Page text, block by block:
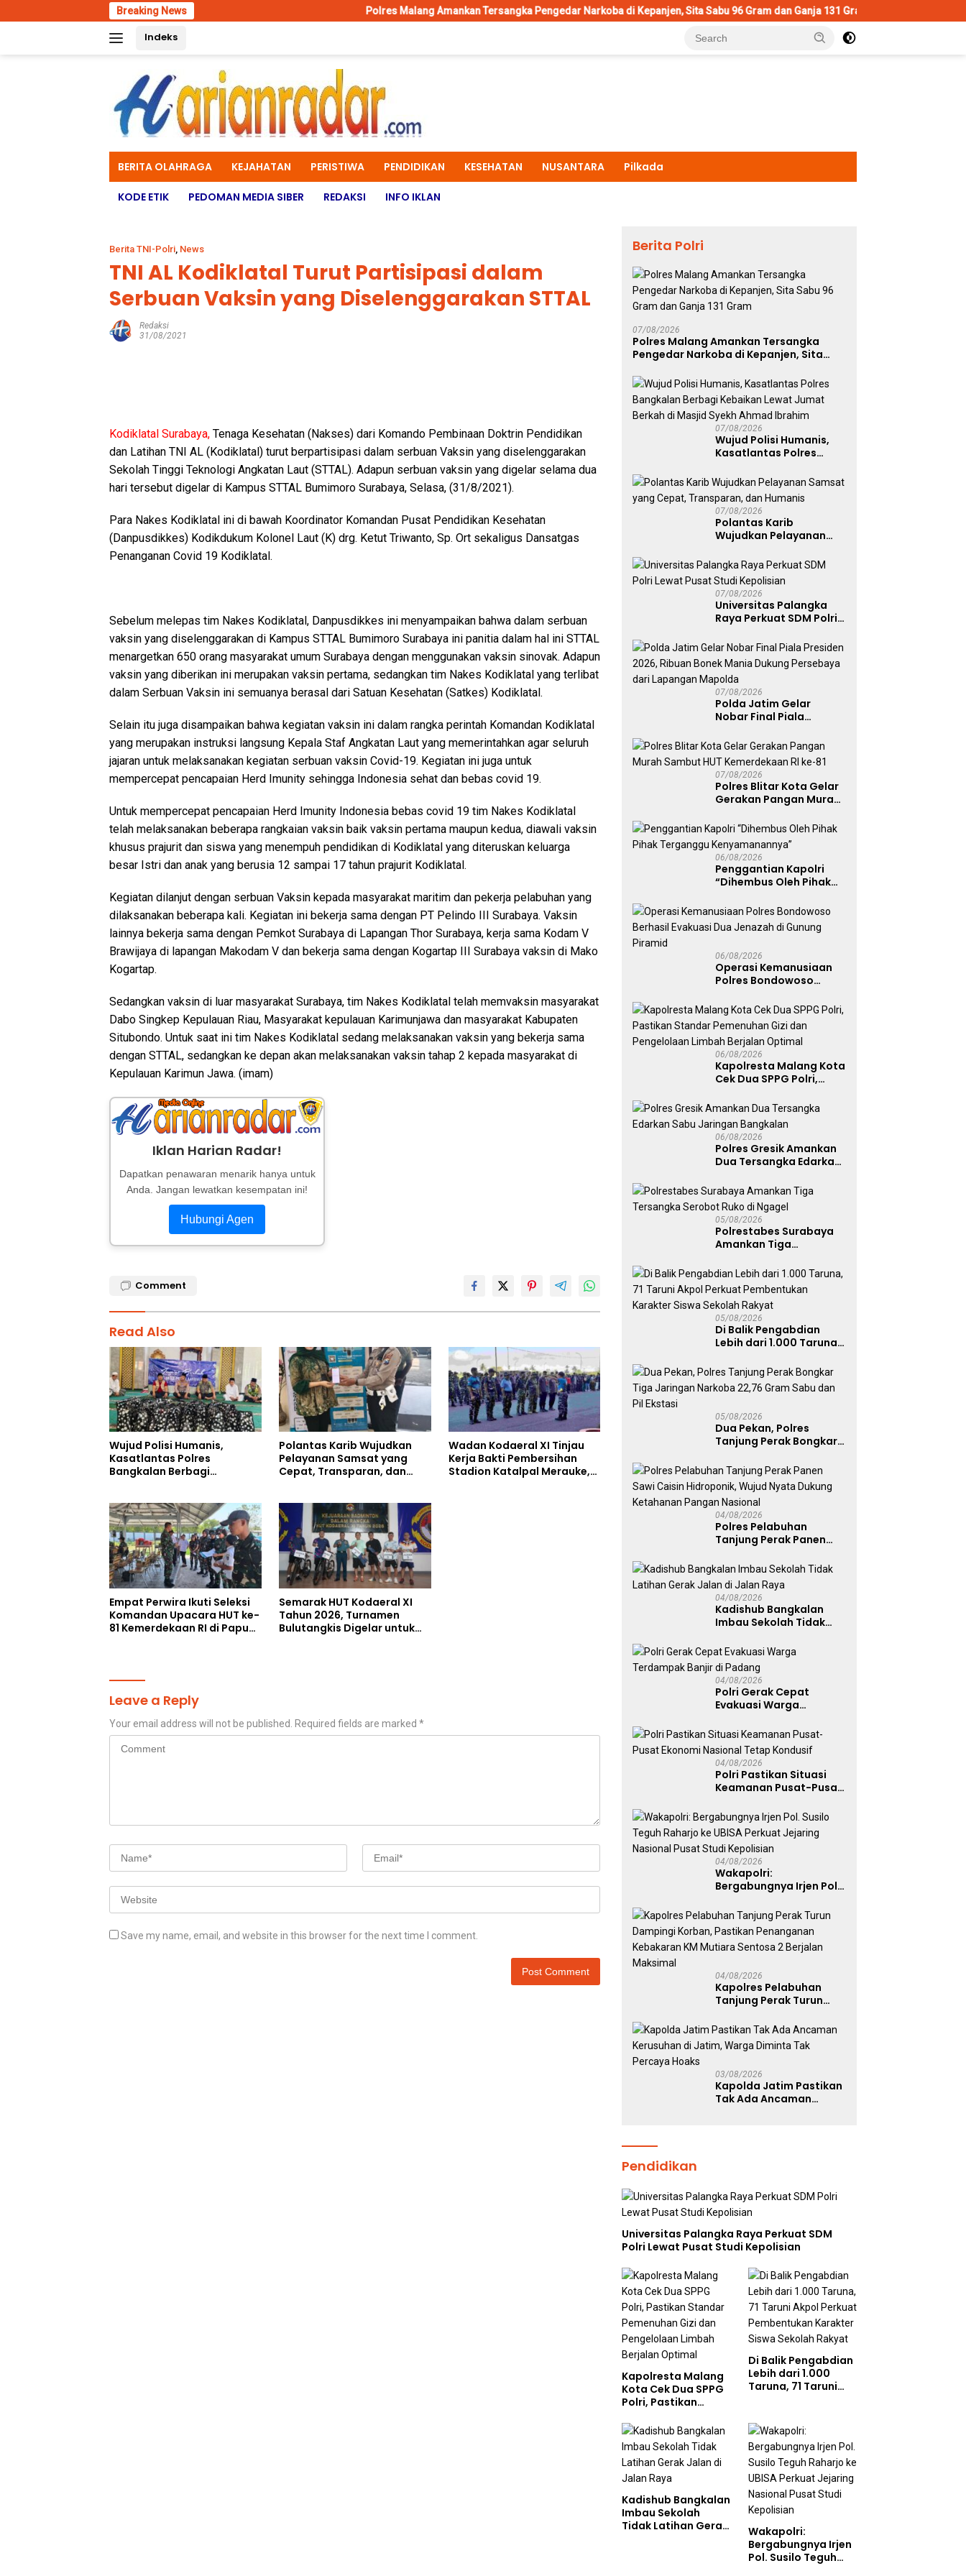
to
Breaking News Polres Malang Amankan Tersangka Pengedar Narkoba di Kepanjen, Sita Sabu 96 Gram dan Ganja 131 Gram Wujud Polisi Humanis,
Indeks
BERITA OLAHRAGA KEJAHATAN PERISTIWA PENDIDIKAN KESEHATAN NUSANTARA Pilkada
KODE ETIK PEDOMAN MEDIA SIBER REDAKSI INFO IKLAN
Berita TNI-Polri, News
TNI AL Kodiklatal Turut Partisipasi dalam
Serbuan Vaksin yang Diselenggarakan STTAL
Redaksi
31/08/2021
Kodiklatal Surabaya, Tenaga Kesehatan (Nakses) dari Komando Pembinaan Doktrin Pendidikan
dan Latihan TNI AL (Kodiklatal) turut berpartisipasi dalam serbuan Vaksin yang diselenggarakan
Sekolah Tinggi Teknologi Angkatan Laut (STTAL). Adapun serbuan vaksin yang digelar selama dua
hari tersebut digelar di Kampus STTAL Bumimoro Surabaya, Selasa, (31/8/2021).
Para Nakes Kodiklatal ini di bawah Koordinator Komandan Pusat Pendidikan Kesehatan
(Danpusdikkes) Kodikdukum Kolonel Laut (K) drg. Ketut Triwanto, Sp. Ort sekaligus Dansatgas
Penanganan Covid 19 Kodiklatal.
Sebelum melepas tim Nakes Kodiklatal, Danpusdikkes ini menyampaikan bahwa dalam serbuan
vaksin yang diselenggarakan di Kampus STTAL Bumimoro Surabaya ini panitia dalam hal ini STTAL
menargetkan 650 orang masyarakat umum Surabaya dengan menggunakan vaksin sinovak. Adapun
vaksin yang diberikan ini merupakan vaksin pertama, sedangkan tim Nakes Kodiklatal yang terlibat
dalam Serbuan Vaksin ini semuanya berasal dari Satuan Kesehatan (Satkes) Kodiklatal.
Selain itu juga disampaikan bahwa kegiatan vaksin ini dalam rangka perintah Komandan Kodiklatal
yang merupakan instruksi langsung Kepala Staf Angkatan Laut yang memerintahkan agar seluruh
jajaran untuk melaksanakan kegiatan serbuan vaksin Covid-19. Kegiatan ini juga untuk
mempercepat pencapaian Herd Imunity sehingga Indonesia sehat dan bebas covid 19.
Untuk mempercepat pencapaian Herd Imunity Indonesia bebas covid 19 tim Nakes Kodiklatal
telah melaksanakan beberapa rangkaian vaksin baik vaksin pertama maupun kedua, diawali vaksin
khusus prajurit dan siswa yang menempuh pendidikan di Kodiklatal yang diteruskan keluarga
besar Istri dan anak yang berusia 12 sampai 17 tahun prajurit Kodiklatal.
Kegiatan dilanjut dengan serbuan Vaksin kepada masyarakat maritim dan pekerja pelabuhan yang
dilaksanakan beberapa kali. Kegiatan ini bekerja sama dengan PT Pelindo III Surabaya. Vaksin
lainnya bekerja sama dengan Pemkot Surabaya di Lapangan Thor Surabaya, kerja sama Kodam V
Brawijaya di lapangan Makodam V dan bekerja sama dengan Kogartap III Surabaya vaksin di Mako
Kogartap.
Sedangkan vaksin di luar masyarakat Surabaya, tim Nakes Kodiklatal telah memvaksin masyarakat
Dabo Singkep Kepulauan Riau, Masyarakat kepulauan Karimunjawa dan masyarakat Kabupaten
Situbondo. Untuk saat ini tim Nakes Kodiklatal sedang melaksanakan vaksin yang bekerja sama
dengan STTAL, sedangkan ke depan akan melaksanakan vaksin tahap 2 kepada masyarakat di
Kepulauan Karimun Jawa. (imam)
Iklan Harian Radar!
Dapatkan penawaran menarik hanya untuk
Anda. Jangan lewatkan kesempatan ini!
Hubungi Agen
Comment
Read Also
Wujud Polisi Humanis,
Kasatlantas Polres
Bangkalan Berbagi
Ahmad Ibrahim
Polantas Karib Wujudkan
Pelayanan Samsat yang
Cepat, Transparan, dan
Wadan Kodaeral XI Tinjau
Kerja Bakti Pembersihan
Stadion Katalpal Merauke,
Empat Perwira Ikuti Seleksi
Komandan Upacara HUT ke-
81 Kemerdekaan RI di Papua
Semarak HUT Kodaeral XI
Tahun 2026, Turnamen
Bulutangkis Digelar untuk
Leave a Reply
Your email address will not be published. Required fields are marked *
Save my name, email, and website in this browser for the next time I comment.
Berita Polri
07/08/2026
Polres Malang Amankan Tersangka
Pengedar Narkoba di Kepanjen, Sita
07/08/2026
Wujud Polisi Humanis,
Kasatlantas Polres
Kebaikan Lewat Jumat
Berkah di Masjid Syekh
Ahmad Ibrahim
07/08/2026
Polantas Karib
Wujudkan Pelayanan
Transparan, dan
Humanis
07/08/2026
Universitas Palangka
Raya Perkuat SDM Polri
Kepolisian
07/08/2026
Polda Jatim Gelar
Nobar Final Piala
Bonek Mania Dukung
Persebaya dari
Lapangan Mapolda
07/08/2026
Polres Blitar Kota Gelar
Gerakan Pangan Murah
Kemerdekaan RI ke-81
06/08/2026
Penggantian Kapolri
“Dihembus Oleh Pihak
Kenyamanannya”
06/08/2026
Operasi Kemanusiaan
Polres Bondowoso
Jenazah di Gunung
Piramid
06/08/2026
Kapolresta Malang Kota
Cek Dua SPPG Polri,
Pemenuhan Gizi dan
Pengelolaan Limbah
Berjalan Optimal
06/08/2026
Polres Gresik Amankan
Dua Tersangka Edarkan
Bangkalan
05/08/2026
Polrestabes Surabaya
Amankan Tiga
Ruko di Ngagel
05/08/2026
Di Balik Pengabdian
Lebih dari 1.000 Taruna,
Pembentukan Karakter
Siswa Sekolah Rakyat
05/08/2026
Dua Pekan, Polres
Tanjung Perak Bongkar
22,76 Gram Sabu dan Pil
Ekstasi
04/08/2026
Polres Pelabuhan
Tanjung Perak Panen
Wujud Nyata Dukung
Ketahanan Pangan
Nasional
04/08/2026
Kadishub Bangkalan
Imbau Sekolah Tidak
Jalan Raya
04/08/2026
Polri Gerak Cepat
Evakuasi Warga
Padang
04/08/2026
Polri Pastikan Situasi
Keamanan Pusat-Pusat
Kondusif
04/08/2026
Wakapolri:
Bergabungnya Irjen Pol.
UBISA Perkuat Jejaring
Nasional Pusat Studi
Kepolisian
04/08/2026
Kapolres Pelabuhan
Tanjung Perak Turun
Pastikan Penanganan
Kebakaran KM Mutiara
Sentosa 2 Berjalan
03/08/2026
Kapolda Jatim Pastikan
Tak Ada Ancaman
Pendidikan
Universitas Palangka Raya Perkuat SDM
Polri Lewat Pusat Studi Kepolisian
Kapolresta Malang
Kota Cek Dua SPPG
Polri, Pastikan
Gizi dan
Pengelolaan Limbah
Berjalan Optimal
Di Balik Pengabdian
Lebih dari 1.000
Taruna, 71 Taruni
Karakter Siswa
Sekolah Rakyat
Kadishub Bangkalan
Imbau Sekolah
Tidak Latihan Gerak
Wakapolri:
Bergabungnya Irjen
Pol. Susilo Teguh